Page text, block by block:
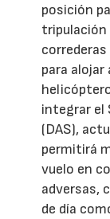
posición
tripulación
para
integrar el
(DAS),
permitirá
vuelo en
adversas,
de día